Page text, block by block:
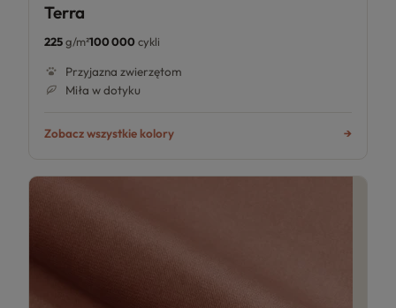
Terra
225g/m²100 000cykli
Przyjazna zwierzętom
Miła w dotyku
Zobacz wszystkie kolory